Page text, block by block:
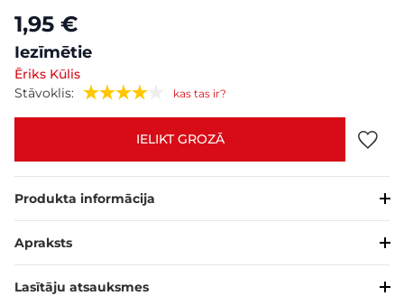
1,95 €
Iezīmētie
Ēriks Kūlis
Stāvoklis:
kas tas ir?
IELIKT GROZĀ
Produkta informācija
Apraksts
Lasītāju atsauksmes